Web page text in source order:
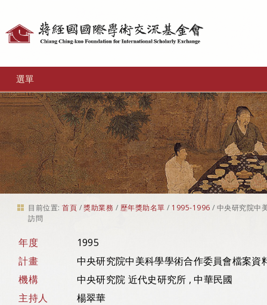
選單
目前位置: 首頁 /獎助業務 / 歷年獎助名單 / 1995-1996 / 中央研究院中
訪問
年度
1995
計畫
中央研究院中美科學學術合作委員會檔案資
機構
中央研究院 近代史研究所 , 中華民國
主持人
楊翠華